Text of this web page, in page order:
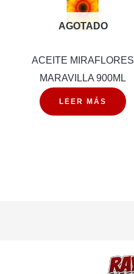
AGOTADO
ACEITE MIRAFLORES
MARAVILLA 900ML
LEER MÁS